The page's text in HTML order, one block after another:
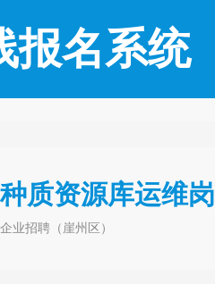
报名系统
种质资源库运维岗
企业招聘（崖州区）